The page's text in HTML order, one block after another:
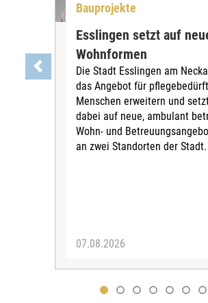
Bauprojekte
Esslingen setzt auf
Wohnformen
Die Stadt Esslingen am
das Angebot für
Menschen erweitern und
dabei auf neue, ambulant
Wohn- und
an zwei Standorten der Stadt.
07.08.2026